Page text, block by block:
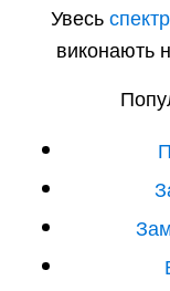
Увесь
виконають